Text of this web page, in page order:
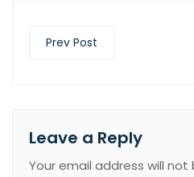
Prev Post
Leave a Reply
Your email address will not